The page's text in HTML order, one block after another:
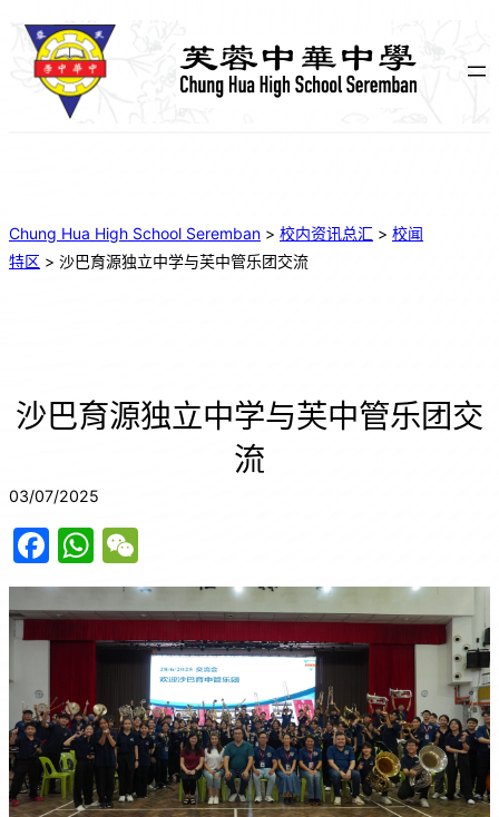
Chung Hua High School Seremban > 校内资讯总汇 > 校闻
特区 > 沙巴育源独立中学与芙中管乐团交流
沙巴育源独立中学与芙中管乐团交
流
03/07/2025
F
a
c
e
b
o
o
k
W
h
at
s
p
p
e
C
h
at